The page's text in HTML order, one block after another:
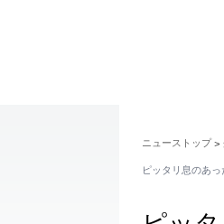
ニューストップ >
ピッタリ息のあ